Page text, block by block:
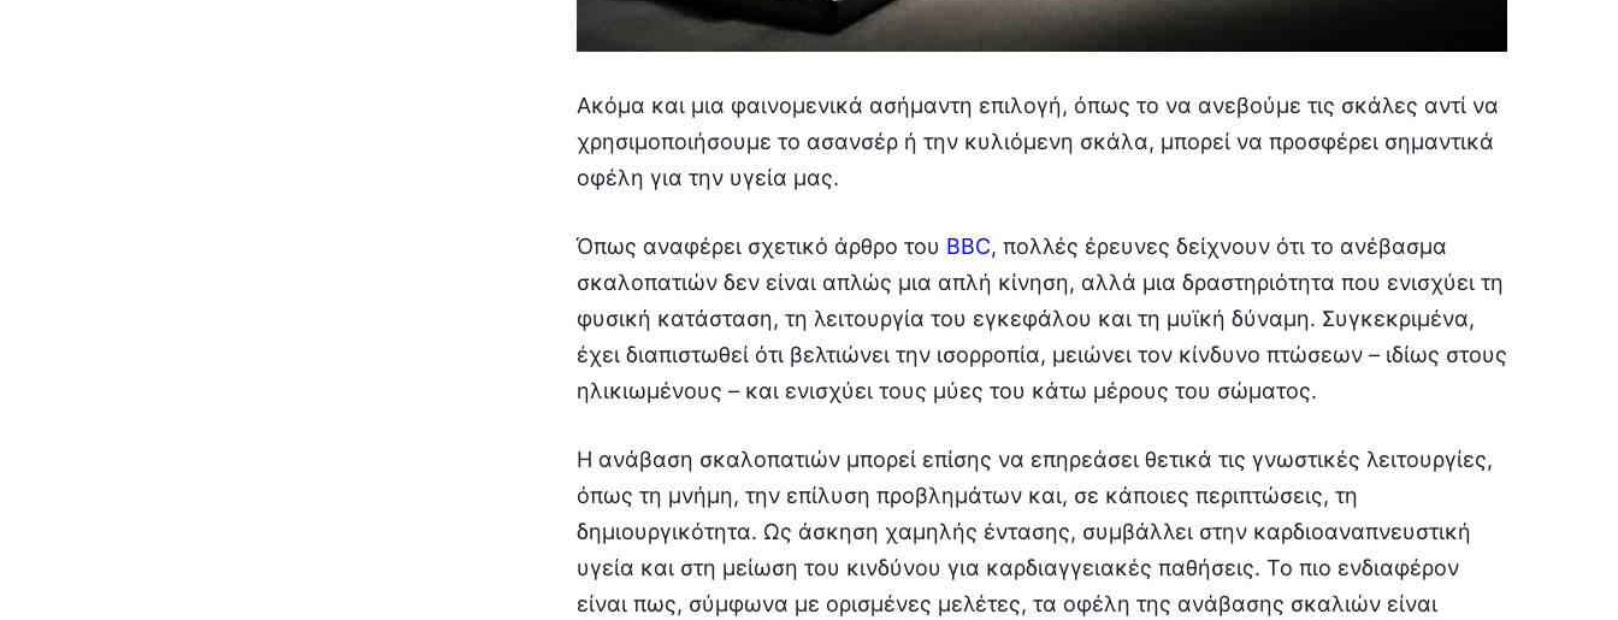
Ακόμα και μια φαινομενικά ασήμαντη επιλογή, όπως το να ανεβούμε τις σκάλες αντί να
χρησιμοποιήσουμε το ασανσέρ ή την κυλιόμενη σκάλα, μπορεί να προσφέρει σημαντικά
οφέλη για την υγεία μας.
Όπως αναφέρει σχετικό άρθρο του BBC, πολλές έρευνες δείχνουν ότι το ανέβασμα
σκαλοπατιών δεν είναι απλώς μια απλή κίνηση, αλλά μια δραστηριότητα που ενισχύει τη
φυσική κατάσταση, τη λειτουργία του εγκεφάλου και τη μυϊκή δύναμη. Συγκεκριμένα,
έχει διαπιστωθεί ότι βελτιώνει την ισορροπία, μειώνει τον κίνδυνο πτώσεων – ιδίως στους
ηλικιωμένους – και ενισχύει τους μύες του κάτω μέρους του σώματος.
Η ανάβαση σκαλοπατιών μπορεί επίσης να επηρεάσει θετικά τις γνωστικές λειτουργίες,
όπως τη μνήμη, την επίλυση προβλημάτων και, σε κάποιες περιπτώσεις, τη
δημιουργικότητα. Ως άσκηση χαμηλής έντασης, συμβάλλει στην καρδιοαναπνευστική
υγεία και στη μείωση του κινδύνου για καρδιαγγειακές παθήσεις. Το πιο ενδιαφέρον
είναι πως, σύμφωνα με ορισμένες μελέτες, τα οφέλη της ανάβασης σκαλιών είναι